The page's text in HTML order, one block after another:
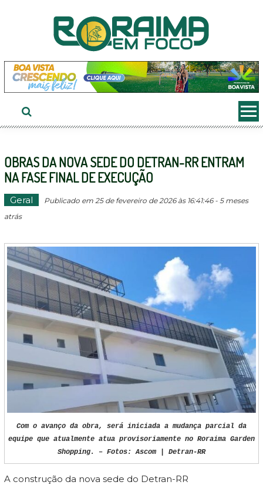
OBRAS DA NOVA SEDE DO DETRAN-RR ENTRAM
NA FASE FINAL DE EXECUÇÃO
Geral
Publicado em 25 de fevereiro de 2026 às 16:41:46 - 5 meses
atrás
Com o avanço da obra, será iniciada a mudança parcial da
equipe que atualmente atua provisoriamente no Roraima Garden
Shopping. – Fotos: Ascom | Detran-RR
A construção da nova sede do Detran-RR